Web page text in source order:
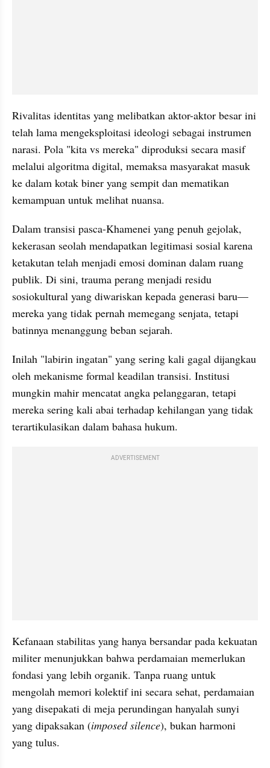
Rivalitas identitas yang melibatkan aktor-aktor besar ini
telah lama mengeksploitasi ideologi sebagai instrumen
narasi. Pola "kita vs mereka" diproduksi secara masif
melalui algoritma digital, memaksa masyarakat masuk
ke dalam kotak biner yang sempit dan mematikan
kemampuan untuk melihat nuansa.
Dalam transisi pasca-Khamenei yang penuh gejolak,
kekerasan seolah mendapatkan legitimasi sosial karena
ketakutan telah menjadi emosi dominan dalam ruang
publik. Di sini, trauma perang menjadi residu
sosiokultural yang diwariskan kepada generasi baru—
mereka yang tidak pernah memegang senjata, tetapi
batinnya menanggung beban sejarah.
Inilah "labirin ingatan" yang sering kali gagal dijangkau
oleh mekanisme formal keadilan transisi. Institusi
mungkin mahir mencatat angka pelanggaran, tetapi
mereka sering kali abai terhadap kehilangan yang tidak
terartikulasikan dalam bahasa hukum.
ADVERTISEMENT
Kefanaan stabilitas yang hanya bersandar pada kekuatan
militer menunjukkan bahwa perdamaian memerlukan
fondasi yang lebih organik. Tanpa ruang untuk
mengolah memori kolektif ini secara sehat, perdamaian
yang disepakati di meja perundingan hanyalah sunyi
yang dipaksakan (imposed silence), bukan harmoni
yang tulus.